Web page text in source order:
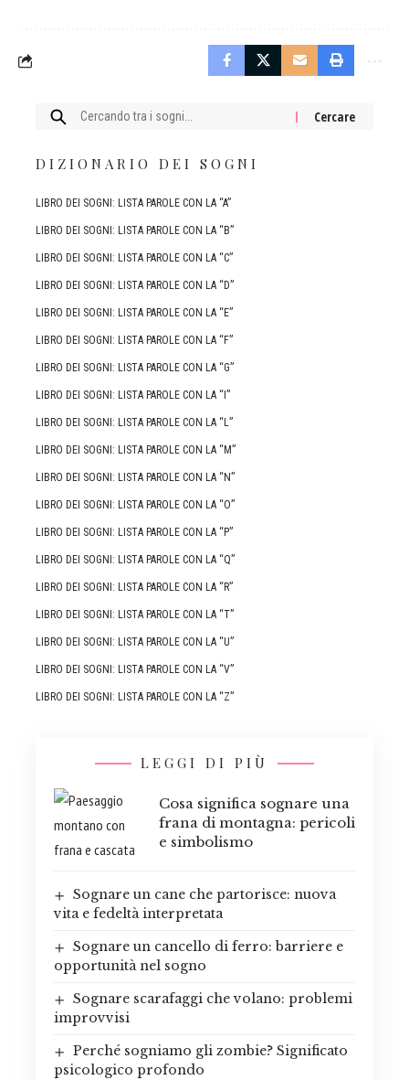
Cercare:
DIZIONARIO DEI SOGNI
LIBRO DEI SOGNI: LISTA PAROLE CON LA “A”
LIBRO DEI SOGNI: LISTA PAROLE CON LA “B”
LIBRO DEI SOGNI: LISTA PAROLE CON LA “C”
LIBRO DEI SOGNI: LISTA PAROLE CON LA “D”
LIBRO DEI SOGNI: LISTA PAROLE CON LA “E”
LIBRO DEI SOGNI: LISTA PAROLE CON LA “F”
LIBRO DEI SOGNI: LISTA PAROLE CON LA “G”
LIBRO DEI SOGNI: LISTA PAROLE CON LA “I”
LIBRO DEI SOGNI: LISTA PAROLE CON LA “L”
LIBRO DEI SOGNI: LISTA PAROLE CON LA “M”
LIBRO DEI SOGNI: LISTA PAROLE CON LA “N”
LIBRO DEI SOGNI: LISTA PAROLE CON LA “O”
LIBRO DEI SOGNI: LISTA PAROLE CON LA “P”
LIBRO DEI SOGNI: LISTA PAROLE CON LA “Q”
LIBRO DEI SOGNI: LISTA PAROLE CON LA “R”
LIBRO DEI SOGNI: LISTA PAROLE CON LA “T”
LIBRO DEI SOGNI: LISTA PAROLE CON LA “U”
LIBRO DEI SOGNI: LISTA PAROLE CON LA “V”
LIBRO DEI SOGNI: LISTA PAROLE CON LA “Z”
LEGGI DI PIÙ
Cosa significa sognare una
frana di montagna: pericoli
e simbolismo
Sognare un cane che partorisce: nuova
vita e fedeltà interpretata
Sognare un cancello di ferro: barriere e
opportunità nel sogno
Sognare scarafaggi che volano: problemi
improvvisi
Perché sogniamo gli zombie? Significato
psicologico profondo